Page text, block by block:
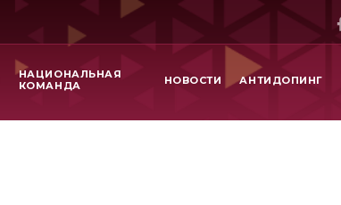
НАЦИОНАЛЬНАЯ
КОМАНДА
НОВОСТИ АНТИДОПИНГ